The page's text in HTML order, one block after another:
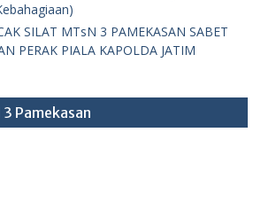
SILAT MTsN 3 PAMEKASAN SABET
PERAK PIALA KAPOLDA JATIM
Pamekasan